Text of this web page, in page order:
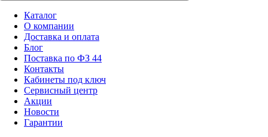
Каталог
О компании
Доставка и оплата
Блог
Поставка по ФЗ 44
Контакты
Кабинеты под ключ
Сервисный центр
Акции
Новости
Гарантии